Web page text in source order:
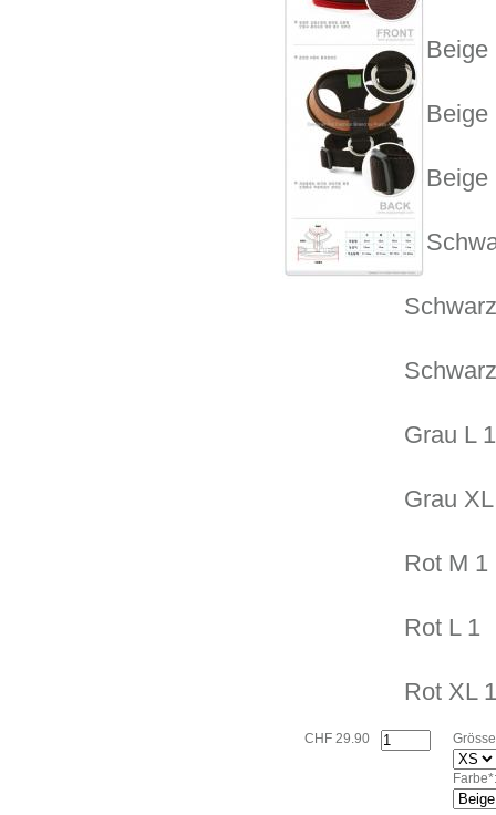
Beige
Beige
Beige
Grau L 1
Grau
Rot M 1
Rot L 1
Rot XL 1
CHF 29.90
Farbe*: